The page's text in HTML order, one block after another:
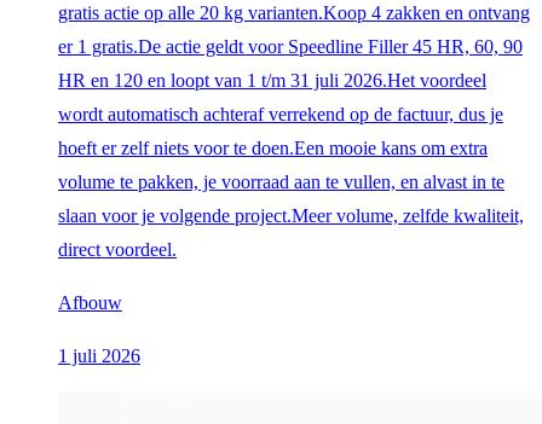
gratis actie op alle 20 kg varianten.Koop 4 zakken en ontvang
er 1 gratis.De actie geldt voor Speedline Filler 45 HR, 60, 90
HR en 120 en loopt van 1 t/m 31 juli 2026.Het voordeel
wordt automatisch achteraf verrekend op de factuur, dus je
hoeft er zelf niets voor te doen.Een mooie kans om extra
volume te pakken, je voorraad aan te vullen, en alvast in te
slaan voor je volgende project.Meer volume, zelfde kwaliteit,
direct voordeel.
Afbouw
1 juli 2026